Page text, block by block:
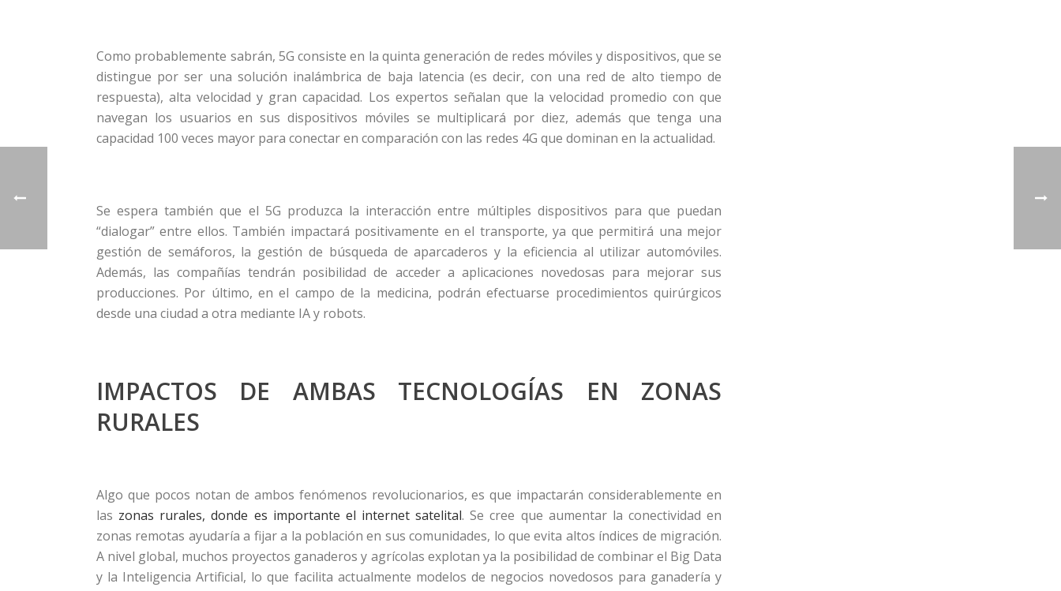
Como probablemente sabrán, 5G consiste en la quinta generación de redes móviles y dispositivos, que se
distingue por ser una solución inalámbrica de baja latencia (es decir, con una red de alto tiempo de
respuesta), alta velocidad y gran capacidad. Los expertos señalan que la velocidad promedio con que
navegan los usuarios en sus dispositivos móviles se multiplicará por diez, además que tenga una
capacidad 100 veces mayor para conectar en comparación con las redes 4G que dominan en la actualidad.
Se espera también que el 5G produzca la interacción entre múltiples dispositivos para que puedan
“dialogar” entre ellos. También impactará positivamente en el transporte, ya que permitirá una mejor
gestión de semáforos, la gestión de búsqueda de aparcaderos y la eficiencia al utilizar automóviles.
Además, las compañías tendrán posibilidad de acceder a aplicaciones novedosas para mejorar sus
producciones. Por último, en el campo de la medicina, podrán efectuarse procedimientos quirúrgicos
desde una ciudad a otra mediante IA y robots.
IMPACTOS DE AMBAS TECNOLOGÍAS EN ZONAS
RURALES
Algo que pocos notan de ambos fenómenos revolucionarios, es que impactarán considerablemente en
las zonas rurales, donde es importante el internet satelital. Se cree que aumentar la conectividad en
zonas remotas ayudaría a fijar a la población en sus comunidades, lo que evita altos índices de migración.
A nivel global, muchos proyectos ganaderos y agrícolas explotan ya la posibilidad de combinar el Big Data
y la Inteligencia Artificial, lo que facilita actualmente modelos de negocios novedosos para ganadería y